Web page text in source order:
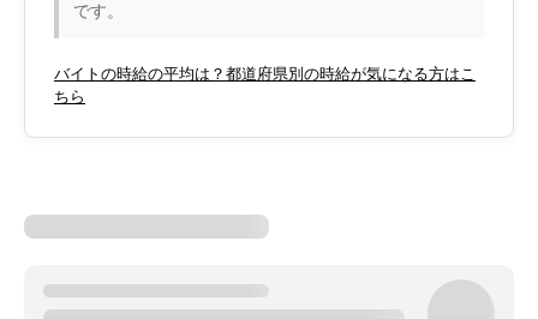
です。
バイトの時給の平均は？都道府県別の時給が気になる方はこ
ちら